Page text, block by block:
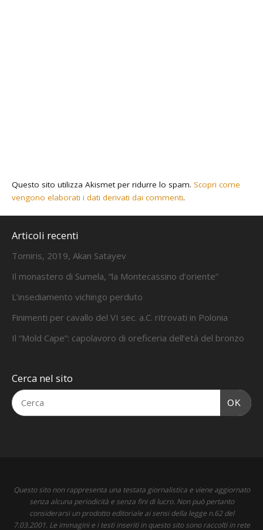
Questo sito utilizza Akismet per ridurre lo spam. Scopri come
vengono elaborati i dati derivati dai commenti.
Articoli recenti
Tomiris, 2019, Akan Satayev
Il monastero di Sumela, “la Montecassino d’oriente”
L’insediamento vichingo perduto
Finimenti per cavallo del VI sec. a.C. ritrovati in Polonia
Il “Mold Cape”: capolavoro di oreficeria dell’età del bronzo
Cerca nel sito
OK
Questo sito non rappresenta una testata giornalistica e viene aggiornato
senza alcuna periodicità e senza fini di lucro. Non può pertanto
considerarsi un prodotto editoriale ai sensi della legge n.62 del
7.03.2001. Le immagini e i testi inseriti in questo sito sono raccolti in rete